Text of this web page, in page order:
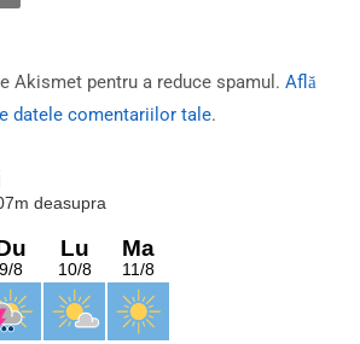
Akismet pentru a reduce spamul. Află
datele comentariilor tale.